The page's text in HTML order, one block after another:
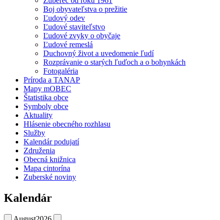
Boj obyvateľstva o prežitie
Ľudový odev
Ľudové staviteľstvo
Ľudové zvyky o obyčaje
Ľudové remeslá
Duchovný život a uvedomenie ľudí
Rozprávanie o starých ľuďoch a o bohynkách
Fotogaléria
Príroda a TANAP
Mapy mOBEC
Štatistika obce
Symboly obce
Aktuality
Hlásenie obecného rozhlasu
Služby
Kalendár podujatí
Združenia
Obecná knižnica
Mapa cintorína
Zuberské noviny
Kalendár